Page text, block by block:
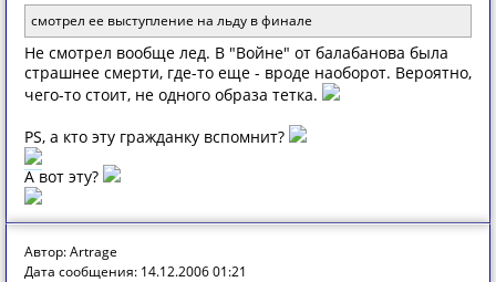
смотрел ее выступление на льду в финале
Не смотрел вообще лед. В "Войне" от балабанова была
страшнее смерти, где-то еще - вроде наоборот. Вероятно,
чего-то стоит, не одного образа тетка.
PS, а кто эту гражданку вспомнит?
А вот эту?
Автор: Artrage
Дата сообщения: 14.12.2006 01:21